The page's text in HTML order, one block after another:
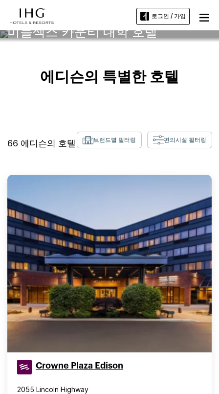
로그인 / 가입
미들섹스 카운티 대학 호텔
에디슨의 특별한 호텔
66 에디슨의 호텔 브랜드별 필터링 편의시설 필터링
Crowne Plaza Edison
2055 Lincoln Highway